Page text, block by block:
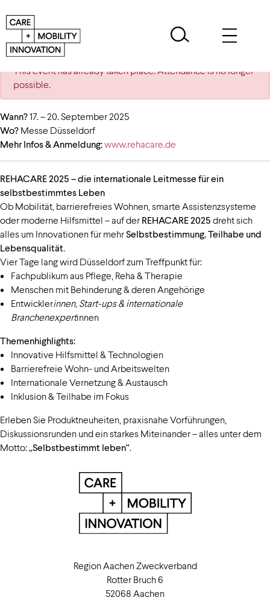
This event has already taken place. Attendance is no longer
possible.
Wann?17. – 20. September 2025
Wo? Messe Düsseldorf
Mehr Infos & Anmeldung:www.rehacare.de
REHACARE 2025 – die internationale Leitmesse für ein
selbstbestimmtes Leben
Ob Mobilität, barrierefreies Wohnen, smarte Assistenzsysteme
oder moderne Hilfsmittel – auf der REHACARE 2025 dreht sich
alles um Innovationen für mehrSelbstbestimmung, Teilhabe und
Lebensqualität.
Vier Tage lang wird Düsseldorf zum Treffpunkt für:
Fachpublikum aus Pflege, Reha & Therapie
Menschen mit Behinderung & deren Angehörige
Entwicklerinnen, Start-ups & internationale
Branchenexpertinnen
Themenhighlights:
Innovative Hilfsmittel & Technologien
Barrierefreie Wohn- und Arbeitswelten
Internationale Vernetzung & Austausch
Inklusion & Teilhabe im Fokus
Erleben Sie Produktneuheiten, praxisnahe Vorführungen,
Diskussionsrunden und ein starkes Miteinander – alles unter dem
Motto:„Selbstbestimmt leben“.
Region Aachen Zweckverband
Rotter Bruch 6
52068 Aachen